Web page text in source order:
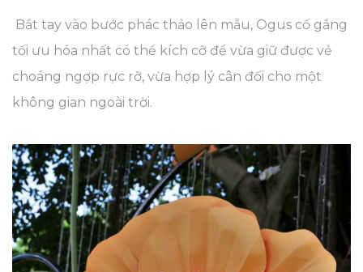
Bắt tay vào bước phác thảo lên mẫu, Ogus cố gắng
tối ưu hóa nhất có thể kích cỡ để vừa giữ được vẻ
choáng ngợp rực rỡ, vừa hợp lý cân đối cho một
không gian ngoài trời.